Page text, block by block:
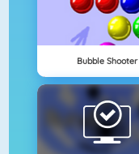
Bubble Shooter